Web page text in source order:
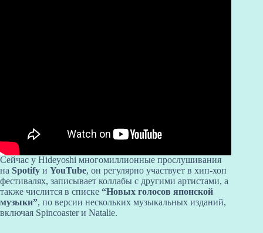
Сейчас у Hideyoshi многомиллионные прослушивания
на Spotify и YouTube, он регулярно участвует в хип-хоп
фестивалях, записывает коллабы с другими артистами, а
также числится в списке “Новых голосов японской
музыки”, по версии нескольких музыкальных изданий,
включая Spincoaster и Natalie.